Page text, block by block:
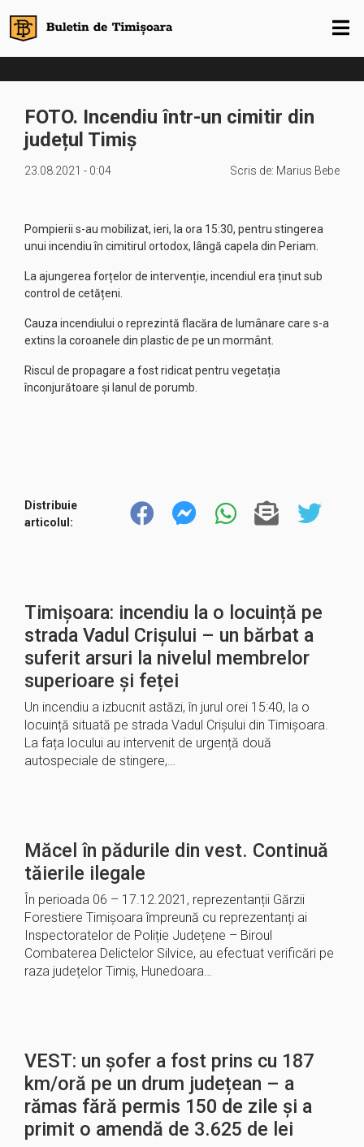
FOTO. Incendiu într-un cimitir din
județul Timiș
23.08.2021 - 0:04 Scris de: Marius Bebe
Pompierii s-au mobilizat, ieri, la ora 15:30, pentru stingerea
unui incendiu în cimitirul ortodox, lângă capela din Periam.
La ajungerea forțelor de intervenție, incendiul era ținut sub
control de cetățeni.
Cauza incendiului o reprezintă flacăra de lumânare care s-a
extins la coroanele din plastic de pe un mormânt.
Riscul de propagare a fost ridicat pentru vegetația
înconjurătoare și lanul de porumb.
Distribuie
articolul:
Timișoara: incendiu la o locuință pe
strada Vadul Crișului – un bărbat a
suferit arsuri la nivelul membrelor
superioare și feței
Un incendiu a izbucnit astăzi, în jurul orei 15:40, la o
locuință situată pe strada Vadul Crișului din Timișoara.
La fața locului au intervenit de urgență două
autospeciale de stingere,…
Măcel în pădurile din vest. Continuă
tăierile ilegale
În perioada 06 – 17.12.2021, reprezentanții Gărzii
Forestiere Timișoara împreună cu reprezentanți ai
Inspectoratelor de Poliție Județene – Biroul
Combaterea Delictelor Silvice, au efectuat verificări pe
raza județelor Timiș, Hunedoara…
VEST: un şofer a fost prins cu 187
km/oră pe un drum județean – a
rămas fără permis 150 de zile și a
primit o amendă de 3.625 de lei